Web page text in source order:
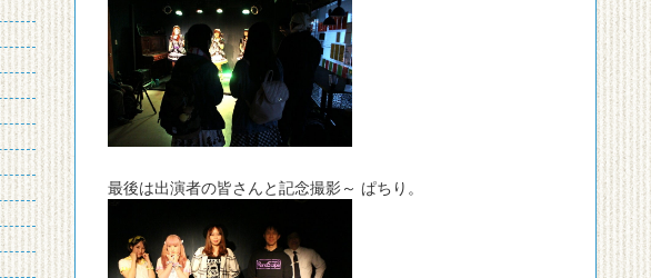
最後は出演者の皆さんと記念撮影～ ぱちり。